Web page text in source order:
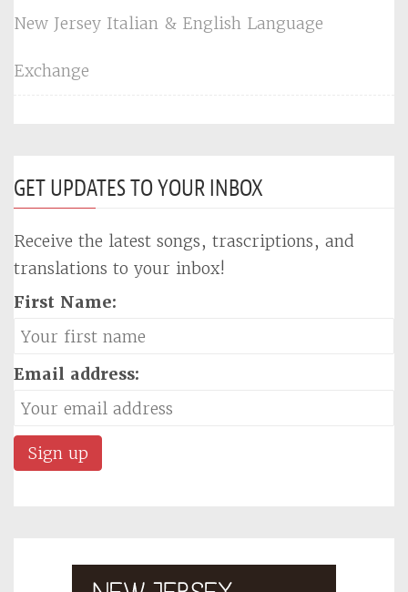
New Jersey Italian & English Language
Exchange
GET UPDATES TO YOUR INBOX
Receive the latest songs, trascriptions, and
translations to your inbox!
First Name:
Email address: